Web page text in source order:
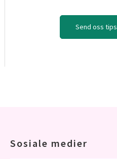
Send oss tips
Sosiale medier